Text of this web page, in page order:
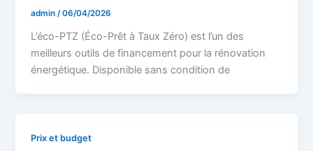
admin/06/04/2026
L’éco-PTZ (Éco-Prêt à Taux Zéro) est l’un des
meilleurs outils de financement pour la rénovation
énergétique. Disponible sans condition de
Prix et budget